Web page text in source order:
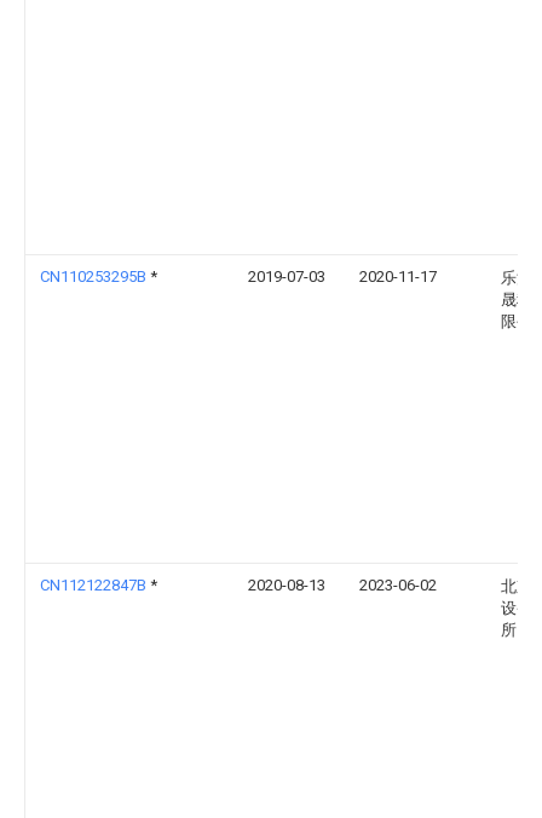
CN110253295B * 2019-07-03 2020-11-17
乐清
晟科
限公
CN112122847B * 2020-08-13 2023-06-02
北京
设备
所